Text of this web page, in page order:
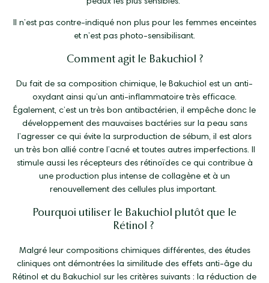
Il n’est pas contre-indiqué non plus pour les femmes enceintes
et n’est pas photo-sensibilisant.
Comment agit le Bakuchiol ?
Du fait de sa composition chimique, le Bakuchiol est un anti-
oxydant ainsi qu’un anti-inflammatoire très efficace.
Également, c’est un très bon antibactérien, il empêche donc le
développement des mauvaises bactéries sur la peau sans
l’agresser ce qui évite la surproduction de sébum, il est alors
un très bon allié contre l’acné et toutes autres imperfections. Il
stimule aussi les récepteurs des rétinoïdes ce qui contribue à
une production plus intense de collagène et à un
renouvellement des cellules plus important.
Pourquoi utiliser le Bakuchiol plutôt que le
Rétinol ?
Malgré leur compositions chimiques différentes, des études
cliniques ont démontrées la similitude des effets anti-âge du
Rétinol et du Bakuchiol sur les critères suivants : la réduction de